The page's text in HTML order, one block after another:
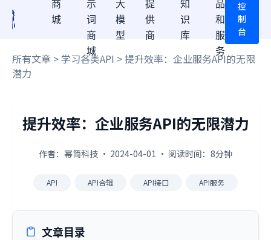
商
城
示
词
商
城
大
模
型
提
供
商
知
识
库
品
和
服
务
控
制
台
所有文章 >学习各类API > 提升效率：企业服务API的无限
潜力
提升效率：企业服务API的无限潜力
作者：幂简科技 · 2024-04-01 · 阅读时间：8分钟
API API合辑 API接口 API服务
文章目录